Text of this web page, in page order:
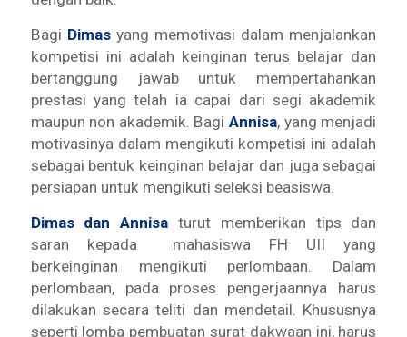
Bagi Dimasyang memotivasi dalam menjalankan
kompetisi ini adalah keinginan terus belajar dan
bertanggung jawab untuk mempertahankan
prestasi yang telah ia capai dari segi akademik
maupun non akademik. BagiAnnisa, yang menjadi
motivasinya dalam mengikuti kompetisi ini adalah
sebagai bentuk keinginan belajar dan juga sebagai
persiapan untuk mengikuti seleksi beasiswa.
Dimas dan Annisa turut memberikan tips dan
saran kepada mahasiswa FH UII yang
berkeinginan mengikuti perlombaan. Dalam
perlombaan, pada proses pengerjaannya harus
dilakukan secara teliti dan mendetail. Khususnya
seperti lomba pembuatan surat dakwaan ini, harus